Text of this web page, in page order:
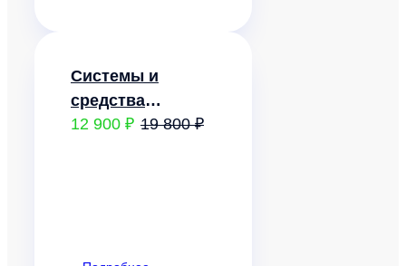
Системы и
средства
автоматизации
12 900 ₽ 19 800 ₽